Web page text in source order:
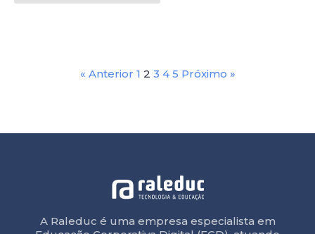
« Anterior 1 2 3 4 5 Próximo »
A Raleduc é uma empresa especialista em